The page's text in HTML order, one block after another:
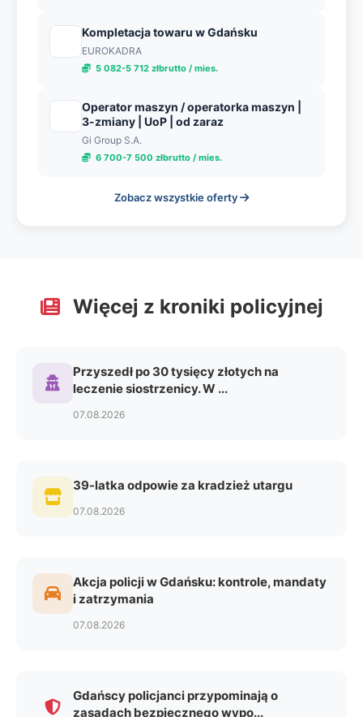
Kompletacja towaru w Gdańsku
EUROKADRA
5 082-5 712 złbrutto / mies.
Operator maszyn / operatorka maszyn |
3-zmiany | UoP | od zaraz
Gi Group S.A.
6 700-7 500 złbrutto / mies.
Zobacz wszystkie oferty
Więcej z kroniki policyjnej
Przyszedł po 30 tysięcy złotych na
leczenie siostrzenicy. W ...
07.08.2026
39-latka odpowie za kradzież utargu
07.08.2026
Akcja policji w Gdańsku: kontrole, mandaty
i zatrzymania
07.08.2026
Gdańscy policjanci przypominają o
zasadach bezpiecznego wypo...